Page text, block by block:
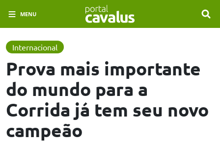
MENU
Internacional
Prova mais importante
do mundo para a
Corrida já tem seu novo
campeão